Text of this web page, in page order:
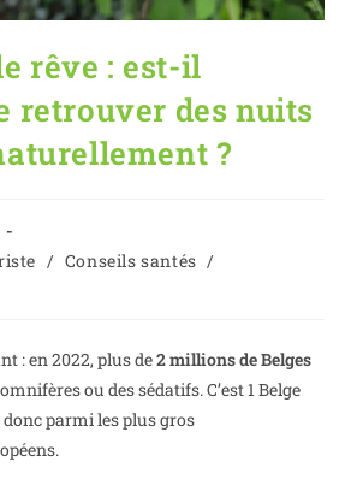
rêve : est-il
retrouver des nuits
?
/ Conseils santés /
: en 2022, plus de2 millions de Belges
ou des sédatifs. C’est 1 Belge
parmi les plus gros